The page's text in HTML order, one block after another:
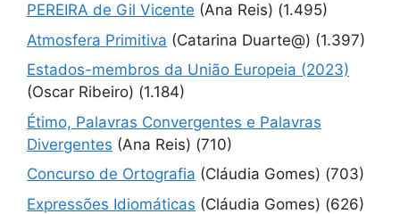
PEREIRA de Gil Vicente (Ana Reis) (1.495)
Atmosfera Primitiva (Catarina Duarte@) (1.397)
Estados-membros da União Europeia (2023)
(Oscar Ribeiro) (1.184)
Étimo, Palavras Convergentes e Palavras
Divergentes (Ana Reis) (710)
Concurso de Ortografia (Cláudia Gomes) (703)
Expressões Idiomáticas (Cláudia Gomes) (626)